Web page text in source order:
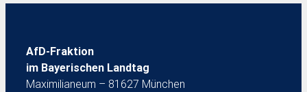
AfD-Fraktion
im Bayerischen Landtag
Maximilianeum – 81627 München